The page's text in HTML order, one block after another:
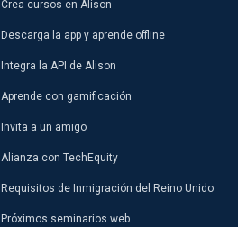
Crea cursos en Alison
Descarga la app y aprende offline
Integra la API de Alison
Aprende con gamificación
Invita a un amigo
Alianza con TechEquity
Requisitos de Inmigración del Reino Unido
Próximos seminarios web